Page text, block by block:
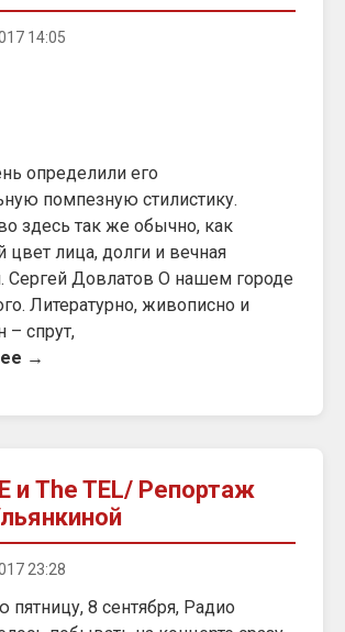
14:05
определили его
помпезную стилистику.
здесь так же обычно, как
цвет лица, долги и вечная
Сергей Довлатов О нашем городе
Литературно, живописно и
– спрут,
→
и The TEL/ Репортаж
23:28
8 сентября, Радио